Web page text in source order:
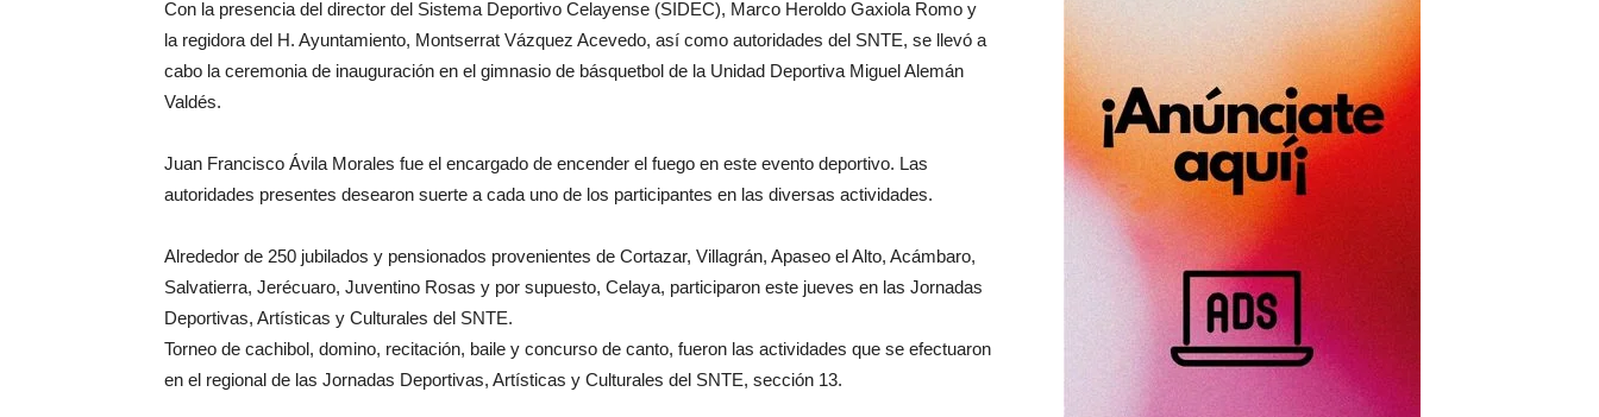
Con la presencia del director del Sistema Deportivo Celayense (SIDEC), Marco Heroldo Gaxiola Romo y
la regidora del H. Ayuntamiento, Montserrat Vázquez Acevedo, así como autoridades del SNTE, se llevó a
cabo la ceremonia de inauguración en el gimnasio de básquetbol de la Unidad Deportiva Miguel Alemán
Valdés.
Juan Francisco Ávila Morales fue el encargado de encender el fuego en este evento deportivo. Las
autoridades presentes desearon suerte a cada uno de los participantes en las diversas actividades.
Alrededor de 250 jubilados y pensionados provenientes de Cortazar, Villagrán, Apaseo el Alto, Acámbaro,
Salvatierra, Jerécuaro, Juventino Rosas y por supuesto, Celaya, participaron este jueves en las Jornadas
Deportivas, Artísticas y Culturales del SNTE.
Torneo de cachibol, domino, recitación, baile y concurso de canto, fueron las actividades que se efectuaron
en el regional de las Jornadas Deportivas, Artísticas y Culturales del SNTE, sección 13.